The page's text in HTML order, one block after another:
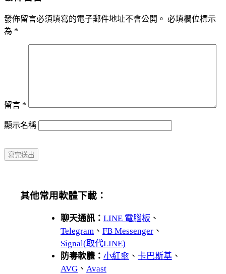
發佈留言必須填寫的電子郵件地址不會公開。 必填欄位標示
為 *
留言 *
顯示名稱
其他常用軟體下載：
聊天通訊： LINE 電腦板 、
Telegram 、 FB Messenger 、
Signal(取代LINE)
防毒軟體： 小紅傘 、 卡巴斯基 、
AVG 、 Avast